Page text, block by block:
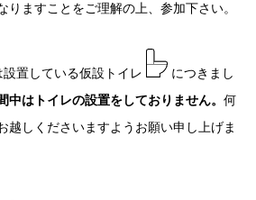
りますことをご理解の上、参加下さい。
設置している仮設トイレ
につきまし
中はトイレの設置をしておりません。 何
越しくださいますようお願い申し上げま